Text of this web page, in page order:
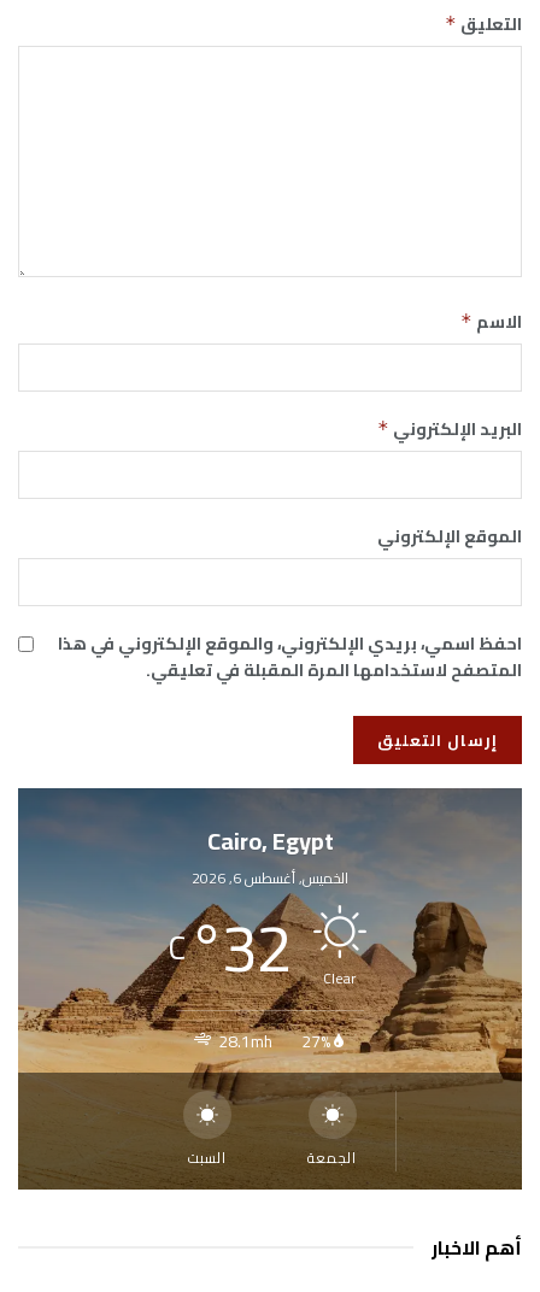
التعليق *
الاسم *
البريد الإلكتروني *
الموقع الإلكتروني
احفظ اسمي، بريدي الإلكتروني، والموقع الإلكتروني في هذا
المتصفح لاستخدامها المرة المقبلة في تعليقي.
Cairo, Egypt
الخميس, أغسطس 6, 2026
Clear
32
°
C
27%
28.1mh
الجمعة السبت
أهم الاخبار